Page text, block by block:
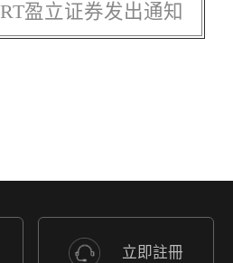
盈立证券发出通知
立即註冊